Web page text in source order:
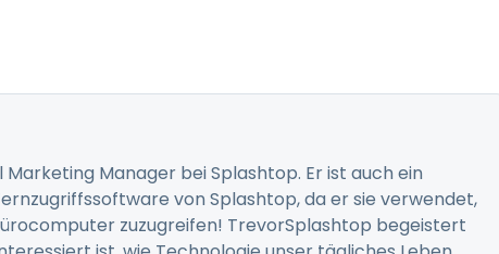
Manager bei Splashtop. Er ist auch ein
von Splashtop, da er sie verwendet,
zuzugreifen! TrevorSplashtop begeistert